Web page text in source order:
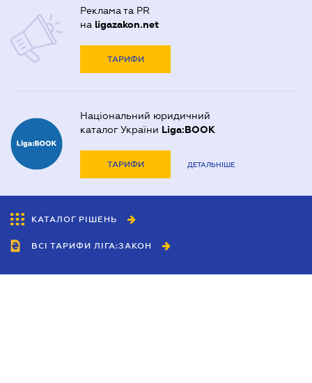
Реклама та PR
на ligazakon.net
ТАРИФИ
Національний юридичний
каталог України Liga:BOOK
ТАРИФИ ДЕТАЛЬНІШЕ
КАТАЛОГ РІШЕНЬ
ВСІ ТАРИФИ ЛІГА:ЗАКОН